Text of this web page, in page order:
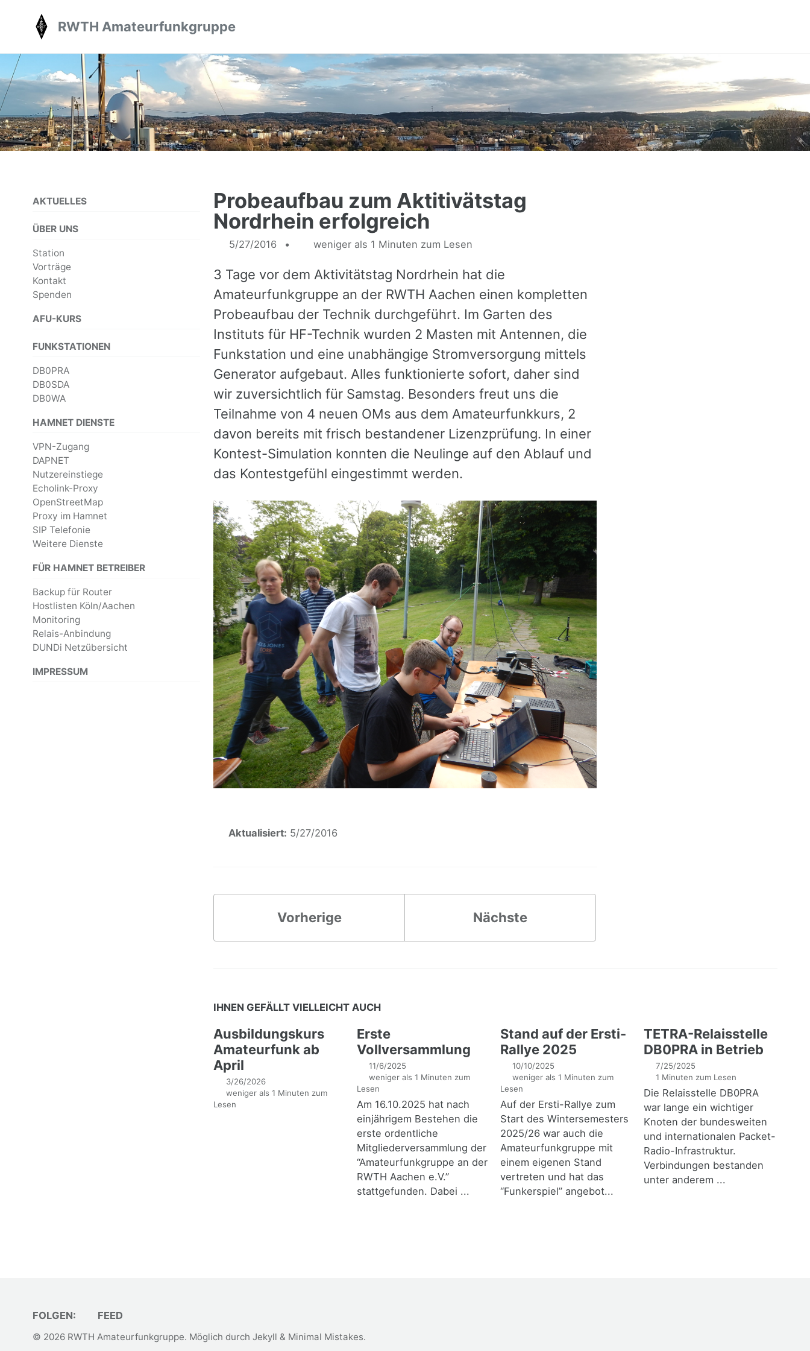
navigation
RWTH Amateurfunkgruppe
AKTUELLES
ÜBER UNS
Station
Vorträge
Kontakt
Spenden
AFU-KURS
FUNKSTATIONEN
DB0PRA
DB0SDA
DB0WA
HAMNET DIENSTE
VPN-Zugang
DAPNET
Nutzereinstiege
Echolink-Proxy
OpenStreetMap
Proxy im Hamnet
SIP Telefonie
Weitere Dienste
FÜR HAMNET BETREIBER
Backup für Router
Hostlisten Köln/Aachen
Monitoring
Relais-Anbindung
DUNDi Netzübersicht
IMPRESSUM
Probeaufbau zum Aktitivätstag
Nordrhein erfolgreich
5/27/2016 weniger als 1 Minuten zum Lesen
3 Tage vor dem Aktivitätstag Nordrhein hat die
Amateurfunkgruppe an der RWTH Aachen einen kompletten
Probeaufbau der Technik durchgeführt. Im Garten des
Instituts für HF-Technik wurden 2 Masten mit Antennen, die
Funkstation und eine unabhängige Stromversorgung mittels
Generator aufgebaut. Alles funktionierte sofort, daher sind
wir zuversichtlich für Samstag. Besonders freut uns die
Teilnahme von 4 neuen OMs aus dem Amateurfunkkurs, 2
davon bereits mit frisch bestandener Lizenzprüfung. In einer
Kontest-Simulation konnten die Neulinge auf den Ablauf und
das Kontestgefühl eingestimmt werden.
Aktualisiert: 5/27/2016
Vorherige Nächste
IHNEN GEFÄLLT VIELLEICHT AUCH
Ausbildungskurs
Amateurfunk ab
April
3/26/2026
weniger als 1 Minuten zum
Lesen
Erste
Vollversammlung
11/6/2025
weniger als 1 Minuten zum
Lesen
Am 16.10.2025 hat nach
einjährigem Bestehen die
erste ordentliche
Mitgliederversammlung der
“Amateurfunkgruppe an der
RWTH Aachen e.V.”
stattgefunden. Dabei ...
Stand auf der Ersti-
Rallye 2025
10/10/2025
weniger als 1 Minuten zum
Lesen
Auf der Ersti-Rallye zum
Start des Wintersemesters
2025/26 war auch die
Amateurfunkgruppe mit
einem eigenen Stand
vertreten und hat das
“Funkerspiel” angebot...
TETRA-Relaisstelle
DB0PRA in Betrieb
7/25/2025
1 Minuten zum Lesen
Die Relaisstelle DB0PRA
war lange ein wichtiger
Knoten der bundesweiten
und internationalen Packet-
Radio-Infrastruktur.
Verbindungen bestanden
unter anderem ...
FOLGEN: FEED
© 2026 RWTH Amateurfunkgruppe. Möglich durch Jekyll & Minimal Mistakes.